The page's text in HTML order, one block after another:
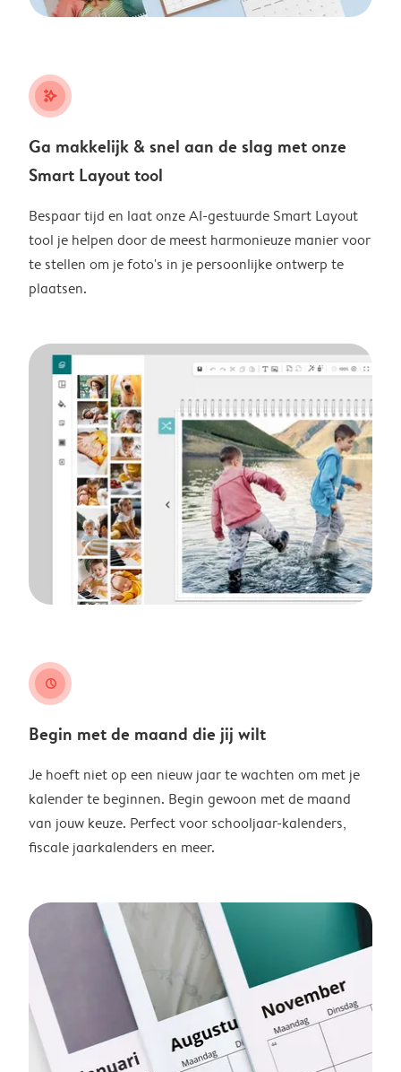
stars_plus
Ga makkelijk & snel aan de slag met onze
Smart Layout tool
Bespaar tijd en laat onze AI-gestuurde Smart Layout
tool je helpen door de meest harmonieuze manier voor
te stellen om je foto's in je persoonlijke ontwerp te
plaatsen.
clock
Begin met de maand die jij wilt
Je hoeft niet op een nieuw jaar te wachten om met je
kalender te beginnen. Begin gewoon met de maand
van jouw keuze. Perfect voor schooljaar-kalenders,
fiscale jaarkalenders en meer.